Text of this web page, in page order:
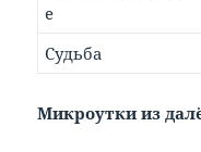
е
Судьба
Микроутки из